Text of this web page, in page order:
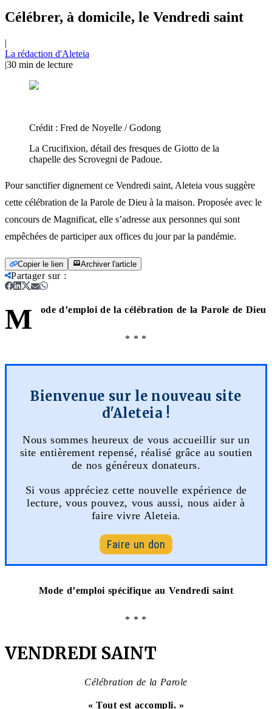
Célébrer, à domicile, le Vendredi saint
|
La rédaction d'Aleteia
|30 min de lecture
Crédit : Fred de Noyelle / Godong
La Crucifixion, détail des fresques de Giotto de la
chapelle des Scrovegni de Padoue.
Pour sanctifier dignement ce Vendredi saint, Aleteia vous suggère
cette célébration de la Parole de Dieu à la maison. Proposée avec le
concours de Magnificat, elle s’adresse aux personnes qui sont
empêchées de participer aux offices du jour par la pandémie.
Copier le lien Archiver l'article
Partager sur:
M ode d’emploi de la célébration de la Parole de Dieu
* * *
Bienvenue sur le nouveau site
d'Aleteia !
Nous sommes heureux de vous accueillir sur un
site entièrement repensé, réalisé grâce au soutien
de nos généreux donateurs.
Si vous appréciez cette nouvelle expérience de
lecture, vous pouvez, vous aussi, nous aider à
faire vivre Aleteia.
Faire un don
Mode d’emploi spécifique au Vendredi saint
* * *
VENDREDI SAINT
Célébration de la Parole
« Tout est accompli. »